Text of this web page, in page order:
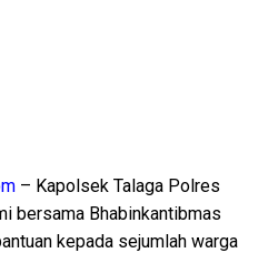
– Kapolsek Talaga Polres
bersama Bhabinkantibmas
kepada sejumlah warga